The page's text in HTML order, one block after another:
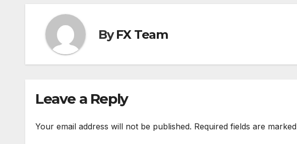
ByFX Team
Leave a Reply
Your email address will not be published. Required fields are marked